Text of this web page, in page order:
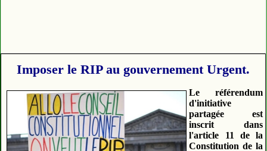
Imposer le RIP au gouvernement Urgent.
Le référendum
d'initiative
partagée est
inscrit dans
l'article 11 de la
Constitution de la